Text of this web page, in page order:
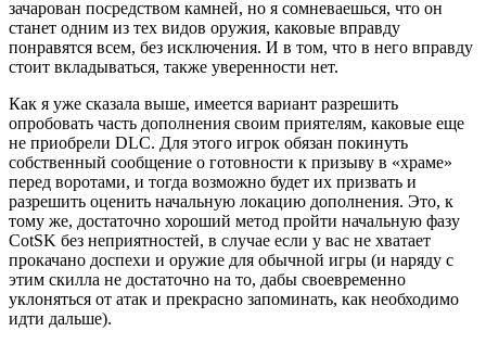
зачарован посредством камней, но я сомневаешься, что он
станет одним из тех видов оружия, каковые вправду
понравятся всем, без исключения. И в том, что в него вправду
стоит вкладываться, также уверенности нет.
Как я уже сказала выше, имеется вариант разрешить
опробовать часть дополнения своим приятелям, каковые еще
не приобрели DLC. Для этого игрок обязан покинуть
собственный сообщение о готовности к призыву в «храме»
перед воротами, и тогда возможно будет их призвать и
разрешить оценить начальную локацию дополнения. Это, к
тому же, достаточно хороший метод пройти начальную фазу
CotSK без неприятностей, в случае если у вас не хватает
прокачано доспехи и оружие для обычной игры (и наряду с
этим скилла не достаточно на то, дабы своевременно
уклоняться от атак и прекрасно запоминать, как необходимо
идти дальше).